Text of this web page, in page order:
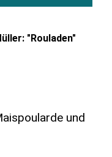
"Rouladen"
und